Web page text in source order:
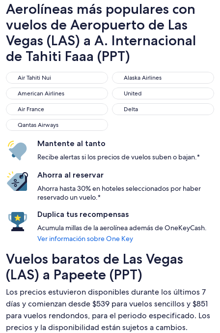
Aerolíneas más populares con
vuelos de Aeropuerto de Las
Vegas (LAS) a A. Internacional
de Tahiti Faaa (PPT)
Air Tahiti Nui
Air Tahiti Nui Alaska Airlines
Alaska Airlines
American Airlines
American Airlines United
United
Air France
Air France Delta
Delta
Qantas Airways
Qantas Airways
Mantente al tanto
Recibe alertas si los precios de vuelos suben o bajan.*
Ahorra al reservar
Ahorra hasta 30% en hoteles seleccionados por haber
reservado un vuelo.*
Duplica tus recompensas
Acumula millas de la aerolínea además de OneKeyCash.
Ver información sobre One Key
Vuelos baratos de Las Vegas
(LAS) a Papeete (PPT)
Los precios estuvieron disponibles durante los últimos 7
días y comienzan desde $539 para vuelos sencillos y $851
para vuelos rendondos, para el periodo especificado. Los
precios y la disponibilidad están sujetos a cambios.